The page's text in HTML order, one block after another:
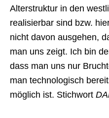
Alterstruktur in den
realisierbar sind bzw.
nicht davon ausgehen,
man uns zeigt. Ich bin
dass man uns nur
man technologisch
möglich ist. Stichwort